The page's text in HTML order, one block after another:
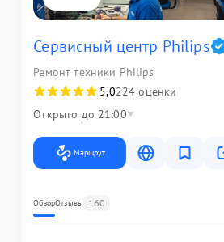
Сервисный центр Philips
Ремонт техники Philips
5,0224 оценки
Открыто до 21:00
Маршрут
ОбзорОтзывы 160